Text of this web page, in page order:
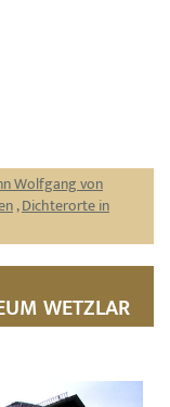
Wolfgang von
,Dichterorte in
WETZLAR